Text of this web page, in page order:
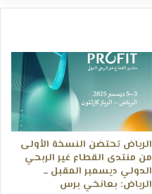
الرياض تحتضن النسخة الأولى
من منتدى القطاع غير الربحي
الدولي ديسمبر المقبل ــ
الرياض: بعانخي برس